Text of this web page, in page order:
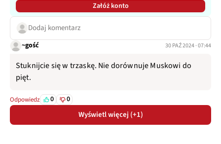
Załóż konto
Dodaj komentarz
~gość 30 PAŹ 2024 · 07:44
Stuknijcie się w trzaskę. Nie dorównuje Muskowi do
pięt.
Odpowiedz 0 0
Wyświetl więcej (+1)